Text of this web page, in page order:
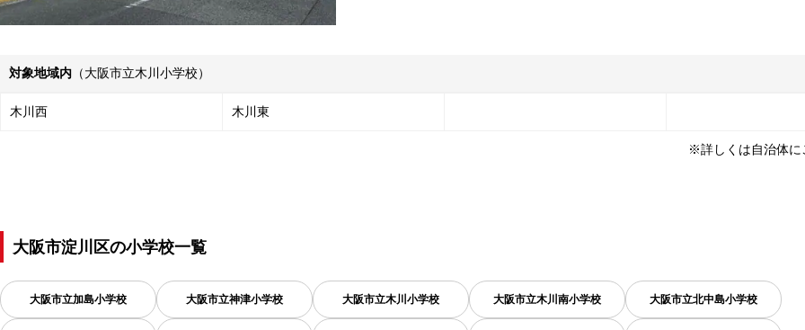
対象地域内 （大阪市立木川小学校）
木川西 木川東
※詳しくは自治体に
大阪市淀川区の小学校一覧
大阪市立加島小学校 大阪市立神津小学校 大阪市立木川小学校 大阪市立木川南小学校 大阪市立北中島小学校